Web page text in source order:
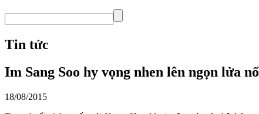
Tin tức
Im Sang Soo hy vọng nhen lên ngọn lửa
18/08/2015